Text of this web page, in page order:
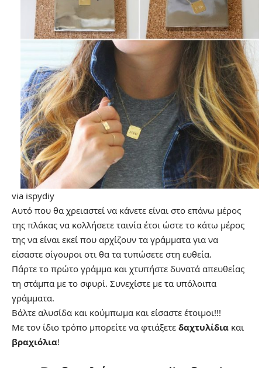
via ispydiy
Αυτό που θα χρειαστεί να κάνετε είναι στο επάνω μέρος
της πλάκας να κολλήσετε ταινία έτσι ώστε το κάτω μέρος
της να είναι εκεί που αρχίζουν τα γράμματα για να
είσαστε σίγουροι οτι θα τα τυπώσετε στη ευθεία.
Πάρτε το πρώτο γράμμα και χτυπήστε δυνατά απευθείας
τη στάμπα με το σφυρί. Συνεχίστε με τα υπόλοιπα
γράμματα.
Βάλτε αλυσίδα και κούμπωμα και είσαστε έτοιμοι!!!
Με τον ίδιο τρόπο μπορείτε να φτιάξετε δαχτυλίδια και
βραχιόλια!